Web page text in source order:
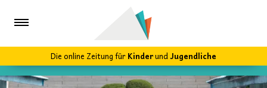
Die online Zeitung fürKinderundJugendliche